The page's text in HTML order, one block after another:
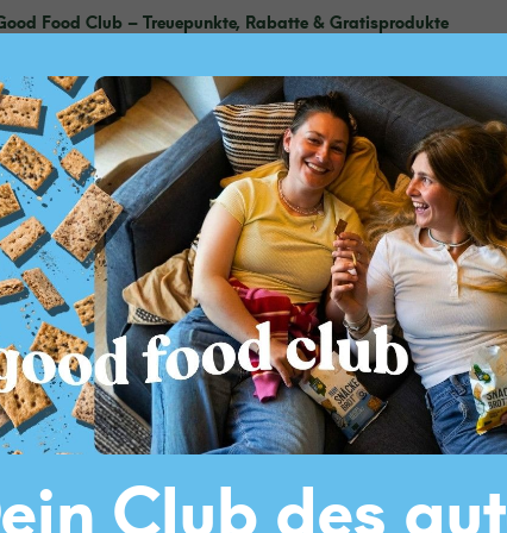
Food Club – Treuepunkte, Rabatte & Gratisprodukte
SHOP REZEPTIDEEN NACHHALTIGKEIT
Eis
mittel
Dieses Dessert ist ein
Club des